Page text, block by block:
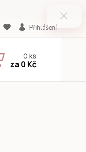
Přihlášení
0ks
za 0 Kč